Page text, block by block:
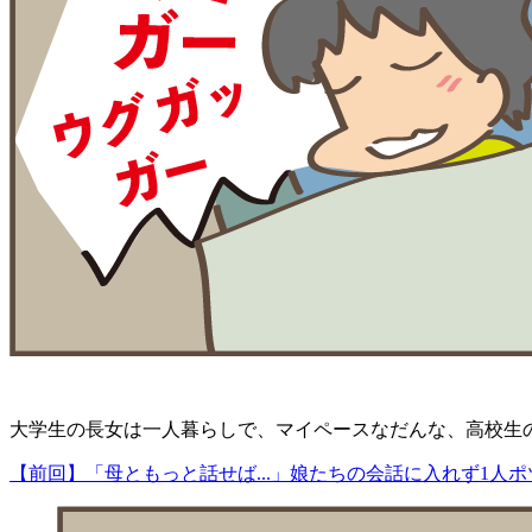
大学生の長女は一人暮らしで、マイペースなだんな、高校
【前回】「母ともっと話せば...」娘たちの会話に入れず1人